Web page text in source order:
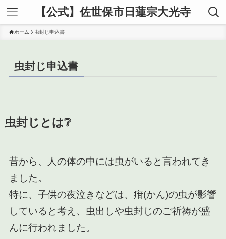
【公式】佐世保市日蓮宗大光寺
ホーム 虫封じ申込書
虫封じ申込書
虫封じとは❔
昔から、人の体の中には虫がいると言われてき
ました。
特に、子供の夜泣きなどは、疳(かん)の虫が影響
していると考え、虫出しや虫封じのご祈祷が盛
んに行われました。